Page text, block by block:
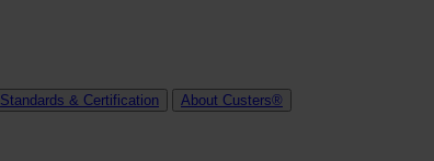
Standards & Certification
About Custers®